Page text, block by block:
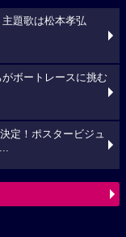
主題歌は松本孝弘
ボートレースに挑む
定！ポスタービジュ